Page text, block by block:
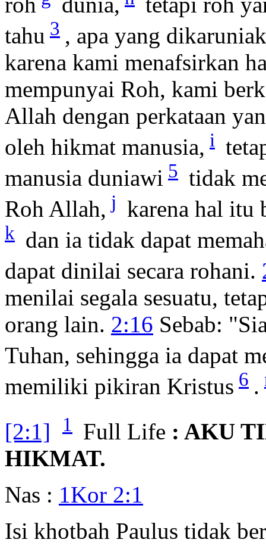
tahu 3 , apa yang
karena kami menafsirkan
mempunyai Roh, kami
Allah dengan perkataan
oleh hikmat manusia, i
manusia duniawi 5 tidak
Roh Allah, j karena hal itu
k dan ia tidak dapat
dapat dinilai secara rohani.
menilai segala sesuatu,
orang lain. 2:16 Sebab:
Tuhan, sehingga ia dapat
memiliki pikiran Kristus 6 .
[2:1] 1 Full Life : AKU
HIKMAT.
Nas : 1Kor 2:1
Isi khotbah Paulus tidak